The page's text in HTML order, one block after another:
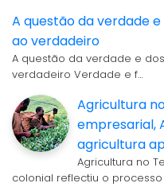
A questão da verdade
ao verdadeiro
A questão da verdade e
verdadeiro Verdade e f…
Agricultura
empresarial,
agricultura
Agricultura no
colonial reflectiu o processo